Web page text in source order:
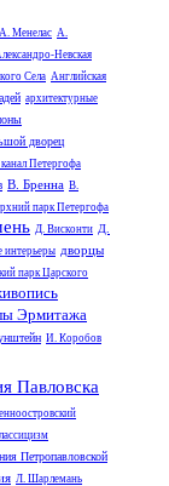
А. Менелас А.
Невская
Села Английская
архитектурные
дворец
Петергофа
В. Бренна В.
парк Петергофа
Д. Висконти Д.
интерьеры дворцы
парк Царского
Эрмитажа
И. Коробов
Павловска
Петропавловской
Л. Шарлемань